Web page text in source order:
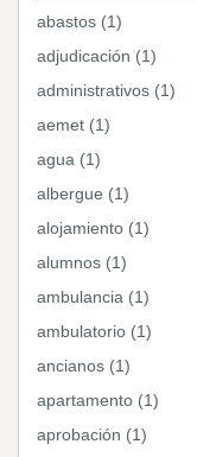
abastos (1)
adjudicación (1)
administrativos (1)
aemet (1)
agua (1)
albergue (1)
alojamiento (1)
alumnos (1)
ambulancia (1)
ambulatorio (1)
ancianos (1)
apartamento (1)
aprobación (1)